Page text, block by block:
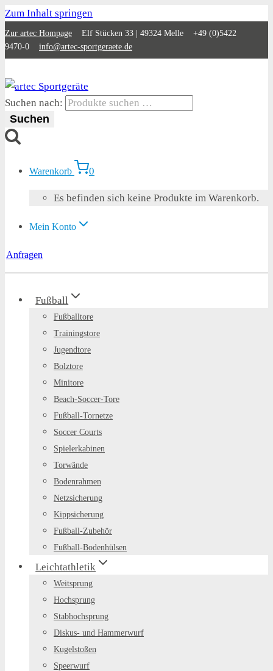
Zum Inhalt springen
Zur artec Hompage Elf Stücken 33 | 49324 Melle +49 (0)5422
9470-0 info@artec-sportgeraete.de
Suchen nach:
Suchen
Warenkorb 0
Es befinden sich keine Produkte im Warenkorb.
Mein Konto
Anfragen
Fußball
Fußballtore
Trainingstore
Jugendtore
Bolztore
Minitore
Beach-Soccer-Tore
Fußball-Tornetze
Soccer Courts
Spielerkabinen
Torwände
Bodenrahmen
Netzsicherung
Kippsicherung
Fußball-Zubehör
Fußball-Bodenhülsen
Leichtathletik
Weitsprung
Hochsprung
Stabhochsprung
Diskus- und Hammerwurf
Kugelstoßen
Speerwurf